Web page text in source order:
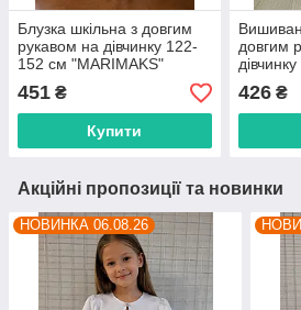
Блузка шкільна з довгим
рукавом на дівчинку 122-
152 см "MARIMAKS"
купити недорого від
прямого постачальника
451 ₴
Купити
довгим
від
426₴
Акційні пропозиції та новинки
НОВИНКА 06.08.26